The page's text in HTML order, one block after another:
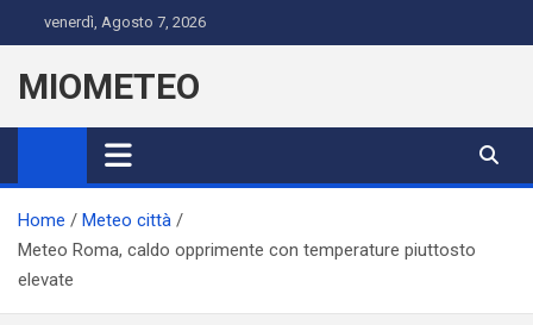
to
content
venerdì, Agosto 7, 2026
MIOMETEO
Home
Meteo città
Meteo Roma, caldo opprimente con temperature piuttosto
elevate